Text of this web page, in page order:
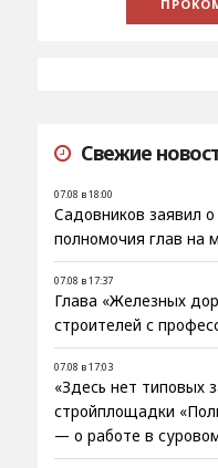
Свежие
07.08 в 18:00
Садовников заявил
полномочия глав на
07.08 в 17:37
Глава «Железных
строителей с
07.08 в 17:03
«Здесь нет типовых
стройплощадки
— о работе в